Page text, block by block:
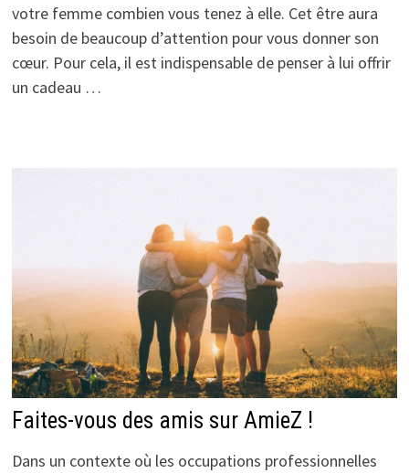
votre femme combien vous tenez à elle. Cet être aura
besoin de beaucoup d’attention pour vous donner son
cœur. Pour cela, il est indispensable de penser à lui offrir
un cadeau …
Faites-vous des amis sur AmieZ !
Dans un contexte où les occupations professionnelles